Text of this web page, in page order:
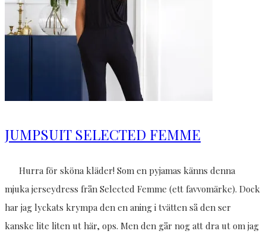
JUMPSUIT SELECTED FEMME
Hurra för sköna kläder! Som en pyjamas känns denna
mjuka jerseydress från Selected Femme (ett favvomärke). Dock
har jag lyckats krympa den en aning i tvätten så den ser
kanske lite liten ut här, ops. Men den går nog att dra ut om jag